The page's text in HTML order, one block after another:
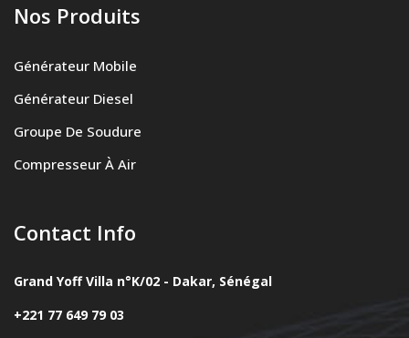
Nos Produits
Générateur Mobile
Générateur Diesel
Groupe De Soudure
Compresseur À Air
Contact Info
Grand Yoff Villa n°K/02 - Dakar, Sénégal
+221 77 649 79 03